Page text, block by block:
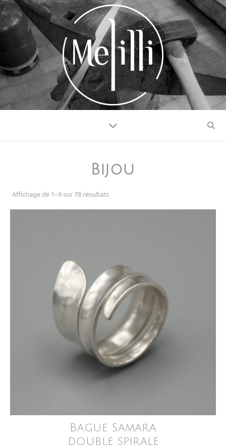
Bijou
Affichage de 1–9 sur 78 résultats
Bague Samara
double spirale